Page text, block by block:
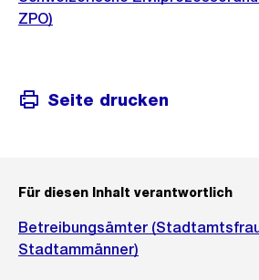
Link:
ZPO)
Seite drucken
Für diesen Inhalt verantwortlich
Betreibungsämter
Stadtammänner)